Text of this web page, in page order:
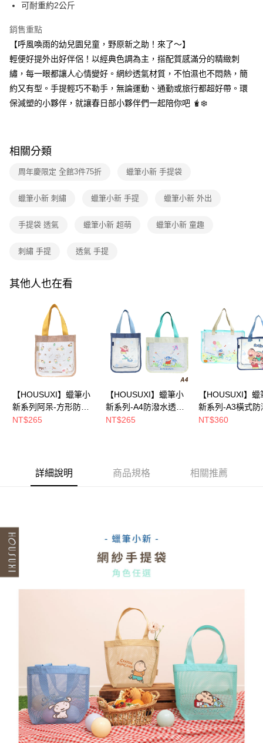
Google Pay
大哥付你分期
相關說明
【大哥付你分期使用說明】
1.本服務由台灣大哥大提供，台灣大哥大用戶可立即使用無須另外申請。
2.付款方式選擇「大哥付你分期」，訂單成立後會自動跳轉到大哥付的交易
流程，驗證手機門號後，選擇欲分期的期數、繳款截止日，確認付款後即完
成交易。
【繳款方式說明】
醒簡訊。
帳／街口支付／iPASS MONEY」等通路繳費。
1.本服務係由「台灣大哥大股份有限公司」（以下簡稱本公司）所提供，讓
買賣價金債權讓與本公司後，依約使用本公司帳單繳交帳款。
由本公司與您本人進行分期帳單所需資料之確認、核對及更正。
【關於「AFTEE先享後付」】
AFTEE先享後付是「在收到商品之後才付款」的支付方式。 讓您購物簡單
３．安心：先確認商品／服務後，再付款。
【「AFTEE先享後付」結帳流程】
２．訂單成立數日內，您將收到繳費通知簡訊。
ATM／網路銀行／等多元方式進行付款，方視為交易完成。
後付繳納相關費用。
客戶支援中心」https://netprotections.freshdesk.com/support/home
【注意事項】
１．透過由恩沛科技股份有限公司提供之「AFTEE先享後付」服務完成之交
易，需依本服務之必要範圍內提供個人資料，並將交易相關給付款項請求債
權轉讓予恩沛科技股份有限公司。
２．關於個人資料處理事宜，請瀏覽以下網址：
https://aftee.tw/terms/#terms3
３．未成年的使用者請事先徵得法定代理人或監護人之同意方可使用
「AFTEE先享後付」，若未經同意申辦者引起之損失，本公司不負相關責
任。
４．使用「AFTEE先享後付」時，將依據個別帳號之用戶狀況，依本公司即
時審查核予不同之上限額度；若仍有額度不足之情形，本公司將視審查結果
請求用戶進行身份認證。
ATM付款
全家取貨付款
每筆NT$80，滿NT$699(含以上)免運費
7-11取貨付款
每筆NT$80，滿NT$699(含以上)免運費
每筆NT$100，滿NT$699(含以上)免運費
可耐重約2公斤
銷售重點
【呼風喚雨的幼兒園兒童，野原新之助！來了～】
輕便好提外出好伴侶！以經典色調為主，搭配質感滿分的精緻刺
繡，每一眼都讓人心情變好。網紗透氣材質，不怕濕也不悶熱，簡
約又有型。手提輕巧不勒手，無論運動、通勤或旅行都超好帶。環
保減塑的小夥伴，就讓春日部小夥伴們一起陪你吧 🧋❄️
相關分類
周年慶限定 全館3件75折 蠟筆小新 手提袋
蠟筆小新 刺繡 蠟筆小新 手提 蠟筆小新 外出
手提袋 透氣 蠟筆小新 超萌 蠟筆小新 童趣
刺繡 手提 透氣 手提
其他人也在看
【HOUSUXI】蠟筆小
新系列阿呆-方形防潑
水透明手提袋【5周年
NT$265
【HOUSUXI】蠟筆小
新系列-A4防潑水透明
手提袋(款式可任選)
NT$265
【HOUSUXI】蠟
新系列-A3橫式防
透明手提袋(款式
NT$360
詳細說明 商品規格 相關推薦